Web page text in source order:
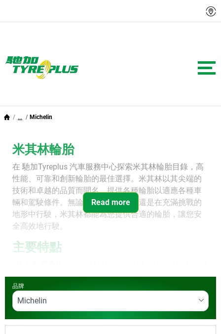
... Michelin
Read more
米其林輪胎
在 馳加Tyreplus 汽車服務中心探索米其林輪胎目錄，高
性能、可靠和創新輪胎的最佳選擇。米其林以其尖端的
技術和卓越的品質而聞名，提供各種輪胎以適應各種車
輛和駕駛條件。無論您是在城市街道還是在充滿挑戰的
地形中行駛，米其林都能為您提供合適的輪胎，讓您安
全高效地行駛。
主要特點
控性和制動性能而設計，確保您在任何天氣條件下都能
安全行駛且維持優異性能直到最後一里。
-
： 創新的胎面設計和材料可降低滾動阻力，幫
助您節省燃料成本。
品牌